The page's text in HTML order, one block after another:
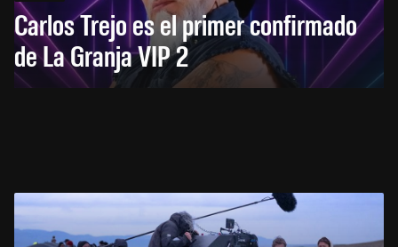
Carlos Trejo es el primer confirmado
de La Granja VIP 2